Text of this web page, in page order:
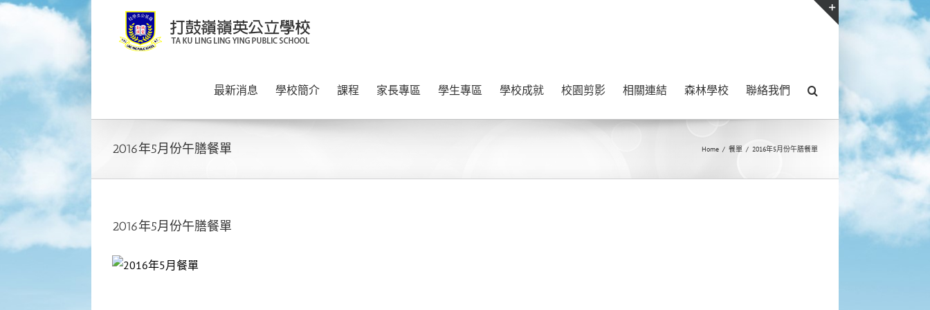
Skip
最新消息 學校簡介 課程 家長專區 學生專區 學校成就 校園剪影 相關連結 森林學校 聯絡我們
2016年5月份午膳餐單 Home / 餐單 / 2016年5月份午膳餐單
2016年5月份午膳餐單
Toggle
Area